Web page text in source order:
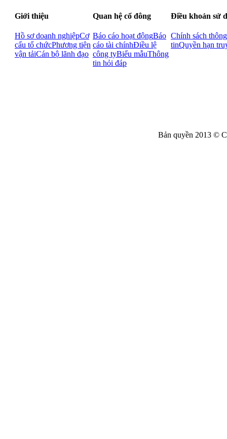
Giới thiệu
Hồ sơ doanh nghiệpCơ
cấu tổ chứcPhương tiện
vận tảiCán bộ lãnh đạo
Quan hệ cổ đông
Báo cáo hoạt độngBáo
cáo tài chínhĐiều lệ
công tyBiểu mẫuThông
tin hỏi đáp
Điều khoản sử
Chính sách thông
tinQuyền hạn
Bản quyền 2013 ©